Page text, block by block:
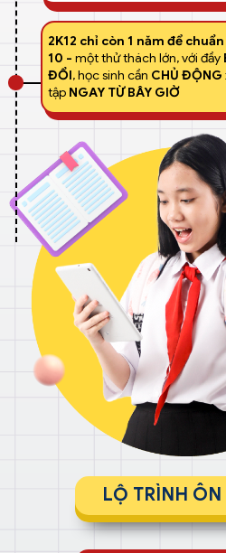
LỘ TRÌNH ÔN
2K12 chỉ còn 1 năm để
10 -một thử thách lớn, với đầy
ĐỔI, học sinh cần CHỦ ĐỘNG
tập NGAY TỪ BÂY GIỜ